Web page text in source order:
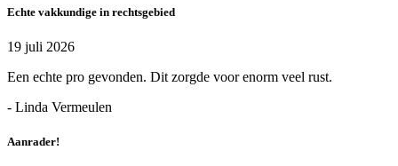
Echte vakkundige in rechtsgebied
19 juli 2026
Een echte pro gevonden. Dit zorgde voor enorm veel rust.
- Linda Vermeulen
Aanrader!